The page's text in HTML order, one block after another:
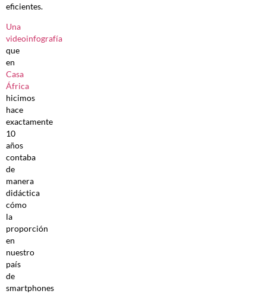
eficientes.
Una
videoinfografía
que
en
Casa
África
hicimos
hace
exactamente
10
años
contaba
de
manera
didáctica
cómo
la
proporción
en
nuestro
país
de
smartphones